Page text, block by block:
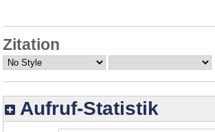
Zitation
Aufruf-Statistik